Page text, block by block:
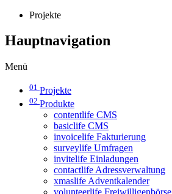
Projekte
Hauptnavigation
Menü
01 Projekte
02 Produkte
contentlife CMS
basiclife CMS
invoicelife Fakturierung
surveylife Umfragen
invitelife Einladungen
contactlife Adressverwaltung
xmaslife Adventkalender
volunteerlife Freiwilligenbörse